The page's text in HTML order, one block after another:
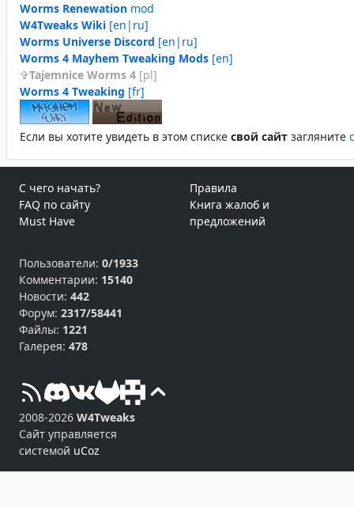
Worms Renewation mod
W4Tweaks Wiki [en|ru]
Worms Universe Discord [en|ru]
Worms 4 Mayhem Tweaking Mods [en]
Tajemnice Worms 4 [pl]
Worms 4 Tweaking [fr]
Если вы хотите увидеть в этом спиcке свой сайт загляните
С чего начать?
FAQ по сайту
Must Have
Правила
Книга жалоб и
предложений
Пользователи: 0/1933
Комментарии: 15140
Новости: 442
Форум: 2317/58441
Файлы: 1221
Галерея: 478
2008-2026 W4Tweaks
Сайт управляется
системой uCoz